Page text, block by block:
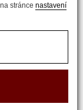
stránce nastavení